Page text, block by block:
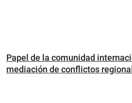
Papel de la comunidad
mediación de conflictos